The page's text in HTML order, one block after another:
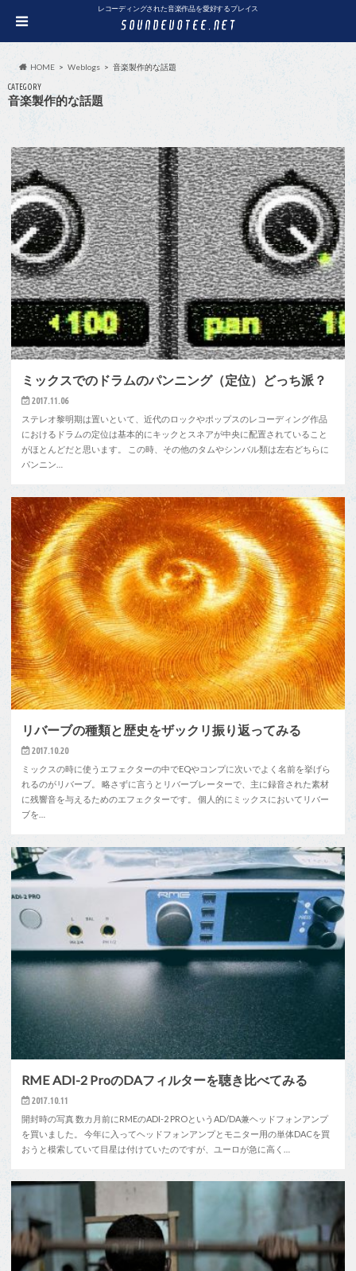
レコーディングされた音楽作品を愛好するプレイス
HOME Weblogs 音楽製作的な話題
CATEGORY
音楽製作的な話題
ミックスでのドラムのパンニング（定位）どっち派？
2017.11.06
ステレオ黎明期は置いといて、近代のロックやポップスのレコーディング作品
におけるドラムの定位は基本的にキックとスネアが中央に配置されていること
がほとんどだと思います。 この時、その他のタムやシンバル類は左右どちらに
パンニン…
リバーブの種類と歴史をザックリ振り返ってみる
2017.10.20
ミックスの時に使うエフェクターの中でEQやコンプに次いでよく名前を挙げら
れるのがリバーブ。 略さずに言うとリバーブレーターで、主に録音された素材
に残響音を与えるためのエフェクターです。 個人的にミックスにおいてリバー
ブを…
RME ADI-2 ProのDAフィルターを聴き比べてみる
2017.10.11
開封時の写真 数カ月前にRMEのADI-2 PROというAD/DA兼ヘッドフォンアンプ
を買いました。 今年に入ってヘッドフォンアンプとモニター用の単体DACを買
おうと模索していて目星は付けていたのですが、ユーロが急に高く…